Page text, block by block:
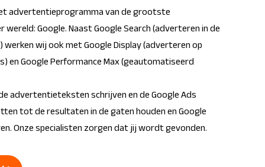
advertentieprogramma van de grootste
wereld: Google. Naast Google Search (adverteren in de
wij ook met Google Display (adverteren op
en Google Performance Max (geautomatiseerd
advertentieteksten schrijven en de Google Ads
tot de resultaten in de gaten houden en Google
Onze specialisten zorgen dat jij wordt gevonden.